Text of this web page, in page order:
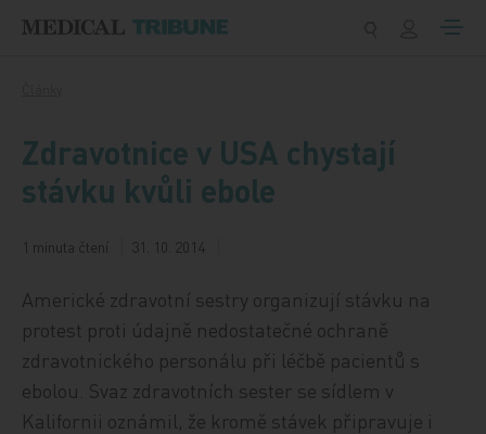
Zdravotnice v USA chystají
stávku kvůli ebole
1 minuta čtení 31. 10. 2014
Americké zdravotní sestry organizují stávku na
protest proti údajně nedostatečné ochraně
zdravotnického personálu při léčbě pacientů s
ebolou. Svaz zdravotních sester se sídlem v
Kalifornii oznámil, že kromě stávek připravuje i